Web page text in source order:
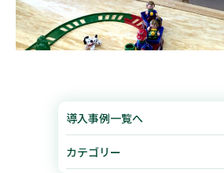
導入事例一覧へ
カテゴリー